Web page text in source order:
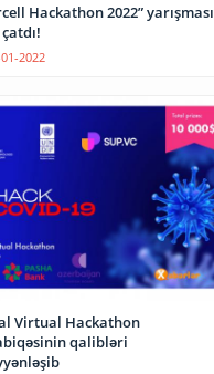
Hackathon 2022” yarışması
2022
Virtual Hackathon
qalibləri